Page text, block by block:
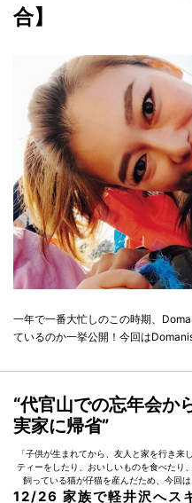
合】
一年で一番大忙しのこの時期、
ているのか一挙公開！今回は
“代官山での忘年会か
実家に帰省”
「子供が生まれてから、友人と家を行き
ティーをしたり、おいしいものを食べたり
飼っている猫が仔猫を産んだため、今回
12/26 家族で軽井沢へス